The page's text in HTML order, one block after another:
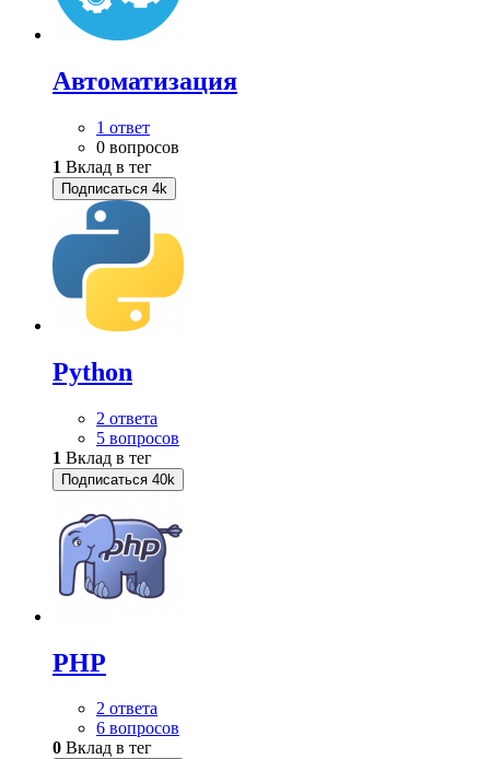
Автоматизация
1 ответ
0 вопросов
1 Вклад в тег
Подписаться 4k
Python
2 ответа
5 вопросов
1 Вклад в тег
Подписаться 40k
PHP
2 ответа
6 вопросов
0 Вклад в тег